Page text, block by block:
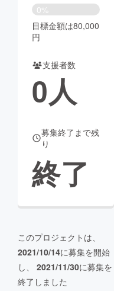
チャレンジ
CAMPFIRE Creation
コミュニティ
0%
目標金額は80,000
円
支援者数
0人
募集終了まで残
り
終了
このプロジェクトは、
2021/10/14に募集を開始
し、 2021/11/30に募集を
終了しました